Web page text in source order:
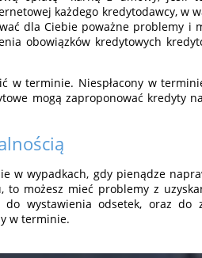
każdego kredytodawcy, w
dla Ciebie poważne problemy i
obowiązków kredytowych
w terminie. Niespłacony w
mogą zaproponować kredyty
w wypadkach, gdy pienądze
to możesz mieć problemy z
wystawienia odsetek, oraz do
w terminie.